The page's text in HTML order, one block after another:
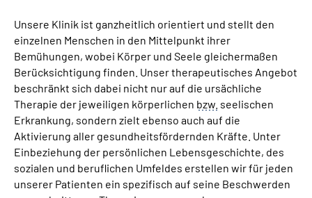
Unsere Klinik ist ganzheitlich orientiert und stellt den
einzelnen Menschen in den Mittelpunkt ihrer
Bemühungen, wobei Körper und Seele gleichermaßen
Berücksichtigung finden. Unser therapeutisches Angebot
beschränkt sich dabei nicht nur auf die ursächliche
Therapie der jeweiligen körperlichen bzw. seelischen
Erkrankung, sondern zielt ebenso auch auf die
Aktivierung aller gesundheitsfördernden Kräfte. Unter
Einbeziehung der persönlichen Lebensgeschichte, des
sozialen und beruflichen Umfeldes erstellen wir für jeden
unserer Patienten ein spezifisch auf seine Beschwerden